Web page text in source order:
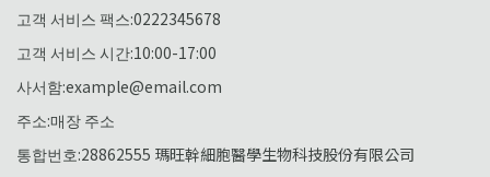
고객 서비스 팩스:0222345678
고객 서비스 시간:10:00-17:00
사서함:example@email.com
주소:매장 주소
통합번호:28862555 瑪旺幹細胞醫學生物科技股份有限公司